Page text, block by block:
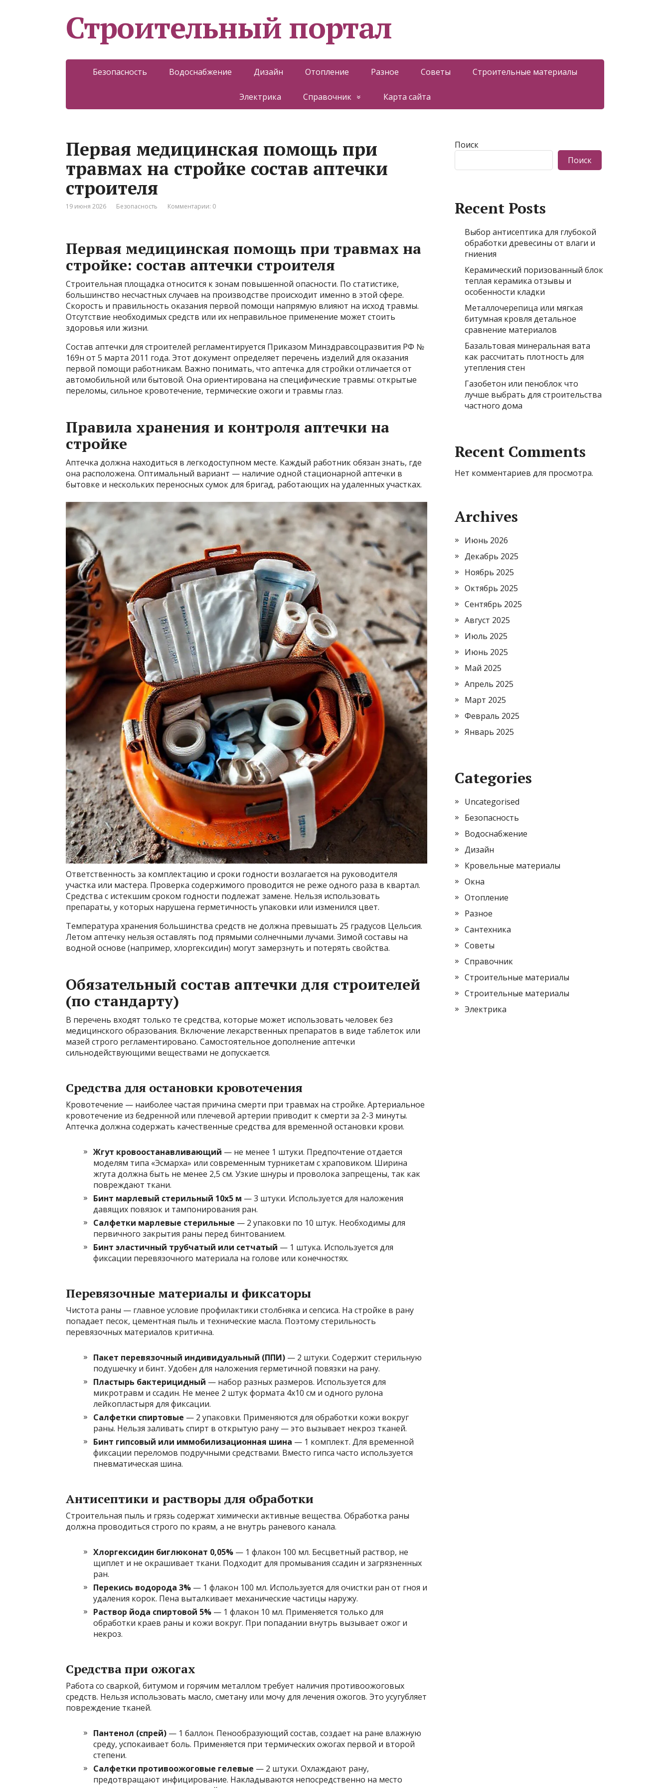
Строительный портал
Безопасность Водоснабжение Дизайн Отопление Разное Советы Строительные материалы
Электрика Справочник Карта сайта
Первая медицинская помощь при
травмах на стройке состав аптечки
строителя
19 июня 2026 Безопасность Комментарии: 0
Первая медицинская помощь при травмах на
стройке: состав аптечки строителя
Строительная площадка относится к зонам повышенной опасности. По статистике,
большинство несчастных случаев на производстве происходит именно в этой сфере.
Скорость и правильность оказания первой помощи напрямую влияют на исход травмы.
Отсутствие необходимых средств или их неправильное применение может стоить
здоровья или жизни.
Состав аптечки для строителей регламентируется Приказом Минздравсоцразвития РФ №
169н от 5 марта 2011 года. Этот документ определяет перечень изделий для оказания
первой помощи работникам. Важно понимать, что аптечка для стройки отличается от
автомобильной или бытовой. Она ориентирована на специфические травмы: открытые
переломы, сильное кровотечение, термические ожоги и травмы глаз.
Правила хранения и контроля аптечки на
стройке
Аптечка должна находиться в легкодоступном месте. Каждый работник обязан знать, где
она расположена. Оптимальный вариант — наличие одной стационарной аптечки в
бытовке и нескольких переносных сумок для бригад, работающих на удаленных участках.
Ответственность за комплектацию и сроки годности возлагается на руководителя
участка или мастера. Проверка содержимого проводится не реже одного раза в квартал.
Средства с истекшим сроком годности подлежат замене. Нельзя использовать
препараты, у которых нарушена герметичность упаковки или изменился цвет.
Температура хранения большинства средств не должна превышать 25 градусов Цельсия.
Летом аптечку нельзя оставлять под прямыми солнечными лучами. Зимой составы на
водной основе (например, хлоргексидин) могут замерзнуть и потерять свойства.
Обязательный состав аптечки для строителей
(по стандарту)
В перечень входят только те средства, которые может использовать человек без
медицинского образования. Включение лекарственных препаратов в виде таблеток или
мазей строго регламентировано. Самостоятельное дополнение аптечки
сильнодействующими веществами не допускается.
Средства для остановки кровотечения
Кровотечение — наиболее частая причина смерти при травмах на стройке. Артериальное
кровотечение из бедренной или плечевой артерии приводит к смерти за 2-3 минуты.
Аптечка должна содержать качественные средства для временной остановки крови.
Жгут кровоостанавливающий — не менее 1 штуки. Предпочтение отдается
моделям типа «Эсмарха» или современным турникетам с храповиком. Ширина
жгута должна быть не менее 2,5 см. Узкие шнуры и проволока запрещены, так как
повреждают ткани.
Бинт марлевый стерильный 10х5 м — 3 штуки. Используется для наложения
давящих повязок и тампонирования ран.
Салфетки марлевые стерильные — 2 упаковки по 10 штук. Необходимы для
первичного закрытия раны перед бинтованием.
Бинт эластичный трубчатый или сетчатый — 1 штука. Используется для
фиксации перевязочного материала на голове или конечностях.
Перевязочные материалы и фиксаторы
Чистота раны — главное условие профилактики столбняка и сепсиса. На стройке в рану
попадает песок, цементная пыль и технические масла. Поэтому стерильность
перевязочных материалов критична.
Пакет перевязочный индивидуальный (ППИ) — 2 штуки. Содержит стерильную
подушечку и бинт. Удобен для наложения герметичной повязки на рану.
Пластырь бактерицидный — набор разных размеров. Используется для
микротравм и ссадин. Не менее 2 штук формата 4х10 см и одного рулона
лейкопластыря для фиксации.
Салфетки спиртовые — 2 упаковки. Применяются для обработки кожи вокруг
раны. Нельзя заливать спирт в открытую рану — это вызывает некроз тканей.
Бинт гипсовый или иммобилизационная шина — 1 комплект. Для временной
фиксации переломов подручными средствами. Вместо гипса часто используется
пневматическая шина.
Антисептики и растворы для обработки
Строительная пыль и грязь содержат химически активные вещества. Обработка раны
должна проводиться строго по краям, а не внутрь раневого канала.
Хлоргексидин биглюконат 0,05% — 1 флакон 100 мл. Бесцветный раствор, не
щиплет и не окрашивает ткани. Подходит для промывания ссадин и загрязненных
ран.
Перекись водорода 3% — 1 флакон 100 мл. Используется для очистки ран от гноя и
удаления корок. Пена выталкивает механические частицы наружу.
Раствор йода спиртовой 5% — 1 флакон 10 мл. Применяется только для
обработки краев раны и кожи вокруг. При попадании внутрь вызывает ожог и
некроз.
Средства при ожогах
Работа со сваркой, битумом и горячим металлом требует наличия противоожоговых
средств. Нельзя использовать масло, сметану или мочу для лечения ожогов. Это усугубляет
повреждение тканей.
Пантенол (спрей) — 1 баллон. Пенообразующий состав, создает на ране влажную
среду, успокаивает боль. Применяется при термических ожогах первой и второй
степени.
Салфетки противоожоговые гелевые — 2 штуки. Охлаждают рану,
предотвращают инфицирование. Накладываются непосредственно на место
Поиск
Поиск
Recent Posts
Выбор антисептика для глубокой
обработки древесины от влаги и
гниения
Керамический поризованный блок
теплая керамика отзывы и
особенности кладки
Металлочерепица или мягкая
битумная кровля детальное
сравнение материалов
Базальтовая минеральная вата
как рассчитать плотность для
утепления стен
Газобетон или пеноблок что
лучше выбрать для строительства
частного дома
Recent Comments
Нет комментариев для просмотра.
Archives
Июнь 2026
Декабрь 2025
Ноябрь 2025
Октябрь 2025
Сентябрь 2025
Август 2025
Июль 2025
Июнь 2025
Май 2025
Апрель 2025
Март 2025
Февраль 2025
Январь 2025
Categories
Uncategorised
Безопасность
Водоснабжение
Дизайн
Кровельные материалы
Окна
Отопление
Разное
Сантехника
Советы
Справочник
Строительные материалы
Строительные материалы
Электрика